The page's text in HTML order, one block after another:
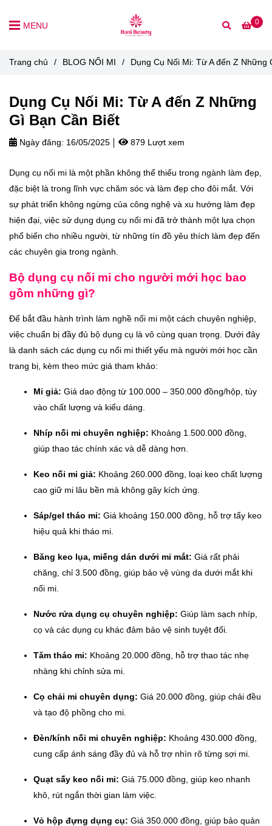
0
MENU
Trang chủ / BLOG NỐI MI / Dụng Cụ Nối Mi: Từ A đến Z Những
Dụng Cụ Nối Mi: Từ A đến Z Những
Gì Bạn Cần Biết
Ngày đăng: 16/05/2025 879 Lượt xem
Dụng cụ nối mi là một phần không thể thiếu trong ngành làm đẹp,
đặc biệt là trong lĩnh vực chăm sóc và làm đẹp cho đôi mắt. Với
sự phát triển không ngừng của công nghệ và xu hướng làm đẹp
hiện đại, việc sử dụng dụng cụ nối mi đã trở thành một lựa chọn
phổ biến cho nhiều người, từ những tín đồ yêu thích làm đẹp đến
các chuyên gia trong ngành.
Bộ dụng cụ nối mi cho người mới học bao
gồm những gì?
Để bắt đầu hành trình làm nghề nối mi một cách chuyên nghiệp,
việc chuẩn bị đầy đủ bộ dụng cụ là vô cùng quan trọng. Dưới đây
là danh sách các dụng cụ nối mi thiết yếu mà người mới học cần
trang bị, kèm theo mức giá tham khảo:
Mi giả: Giá dao động từ 100.000 – 350.000 đồng/hộp, tùy
vào chất lượng và kiểu dáng.
Nhíp nối mi chuyên nghiệp: Khoảng 1.500.000 đồng,
giúp thao tác chính xác và dễ dàng hơn.
Keo nối mi giả: Khoảng 260.000 đồng, loại keo chất lượng
cao giữ mi lâu bền mà không gây kích ứng.
Sáp/gel tháo mi: Giá khoảng 150.000 đồng, hỗ trợ tẩy keo
hiệu quả khi tháo mi.
Băng keo lụa, miếng dán dưới mi mắt: Giá rất phải
chăng, chỉ 3.500 đồng, giúp bảo vệ vùng da dưới mắt khi
nối mi.
Nước rửa dụng cụ chuyên nghiệp: Giúp làm sạch nhíp,
cọ và các dụng cụ khác đảm bảo vệ sinh tuyệt đối.
Tăm tháo mi: Khoảng 20.000 đồng, hỗ trợ thao tác nhẹ
nhàng khi chỉnh sửa mi.
Cọ chải mi chuyên dụng: Giá 20.000 đồng, giúp chải đều
và tạo độ phồng cho mi.
Đèn/kính nối mi chuyên nghiệp: Khoảng 430.000 đồng,
cung cấp ánh sáng đầy đủ và hỗ trợ nhìn rõ từng sợi mi.
Quạt sấy keo nối mi: Giá 75.000 đồng, giúp keo nhanh
khô, rút ngắn thời gian làm việc.
Vỏ hộp đựng dụng cụ: Giá 350.000 đồng, giúp bảo quản